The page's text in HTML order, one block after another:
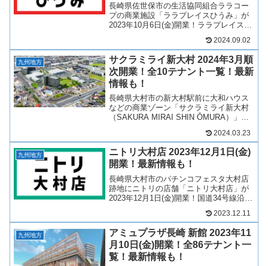
長崎県佐世保市の生活協同組合ララコー
プの商業施設「ララプレイスひうみ」が
2023年10月6日(金)開業！ララプレイスひ
出店！ララプレイスひうみについて概
要、テナントや求人情報など最新情報を
見ていきます！...
2024.09.02
九州地方
サクラミライ新大村 2024年3月順
次開業！全10テナント一覧！最新
情報も！
長崎県大村市の新大村駅前に大和ハウス
などの商業ゾーン「サクラミライ新大村
（SAKURA MIRAI SHIN ŌMURA）」
ト新大村店は2024年4月25日(木)開業に決
定！サクラミライ新大村は、ゆめ...
2024.03.23
九州地方
ニトリ大村店 2023年12月1日(金)
開業！最新情報も！
長崎県大村市のパチンコフェスタ大村店
跡地にニトリの店舗「ニトリ大村店」が
2023年12月1日(金)開業！国道34号線沿い
トリ大村店について、テナントや開業日
について見ていきましょう！2023年4月5
日 公...
2023.12.11
九州地方
アミュプラザ長崎 新館 2023年11
月10日(金)開業！全86テナント一
覧！最新情報も！